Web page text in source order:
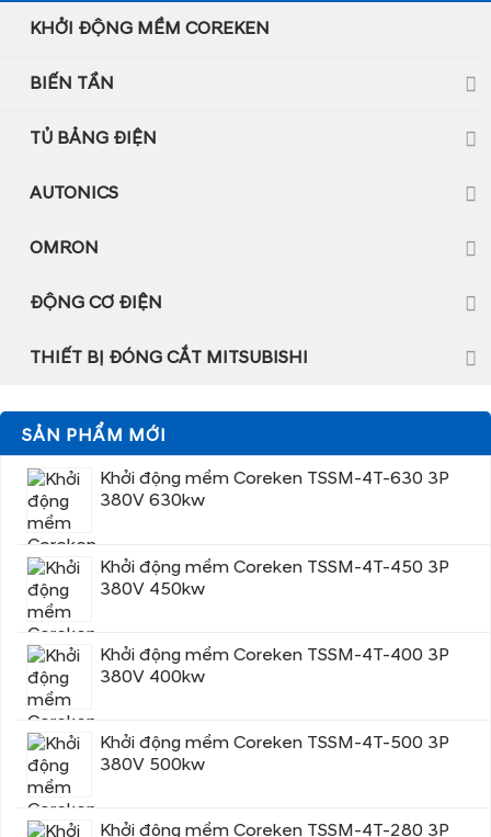
KHỞI ĐỘNG MỀM COREKEN
BIẾN TẦN
TỦ BẢNG ĐIỆN
AUTONICS
OMRON
ĐỘNG CƠ ĐIỆN
THIẾT BỊ ĐÓNG CẮT MITSUBISHI
SẢN PHẨM MỚI
Khởi động mềm Coreken TSSM-4T-630 3P
380V 630kw
Khởi động mềm Coreken TSSM-4T-450 3P
380V 450kw
Khởi động mềm Coreken TSSM-4T-400 3P
380V 400kw
Khởi động mềm Coreken TSSM-4T-500 3P
380V 500kw
Khởi động mềm Coreken TSSM-4T-280 3P